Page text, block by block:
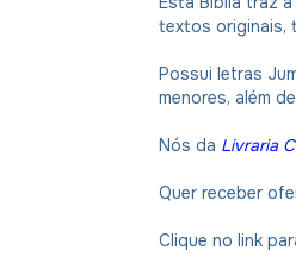
textos originais,
Possui letras
menores, além
Nós da Livraria
Quer receber
Clique no link